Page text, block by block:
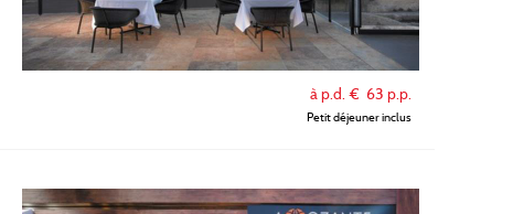
à p.d. € 63 p.p.
Petit déjeuner inclus